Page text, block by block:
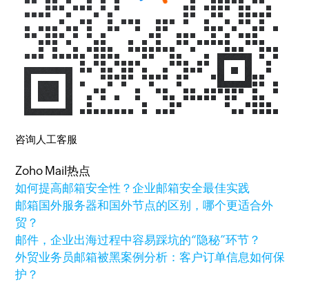
咨询人工客服
Zoho Mail热点
如何提高邮箱安全性？企业邮箱安全最佳实践
邮箱国外服务器和国外节点的区别，哪个更适合外
贸？
邮件，企业出海过程中容易踩坑的“隐秘”环节？
外贸业务员邮箱被黑案例分析：客户订单信息如何保
护？